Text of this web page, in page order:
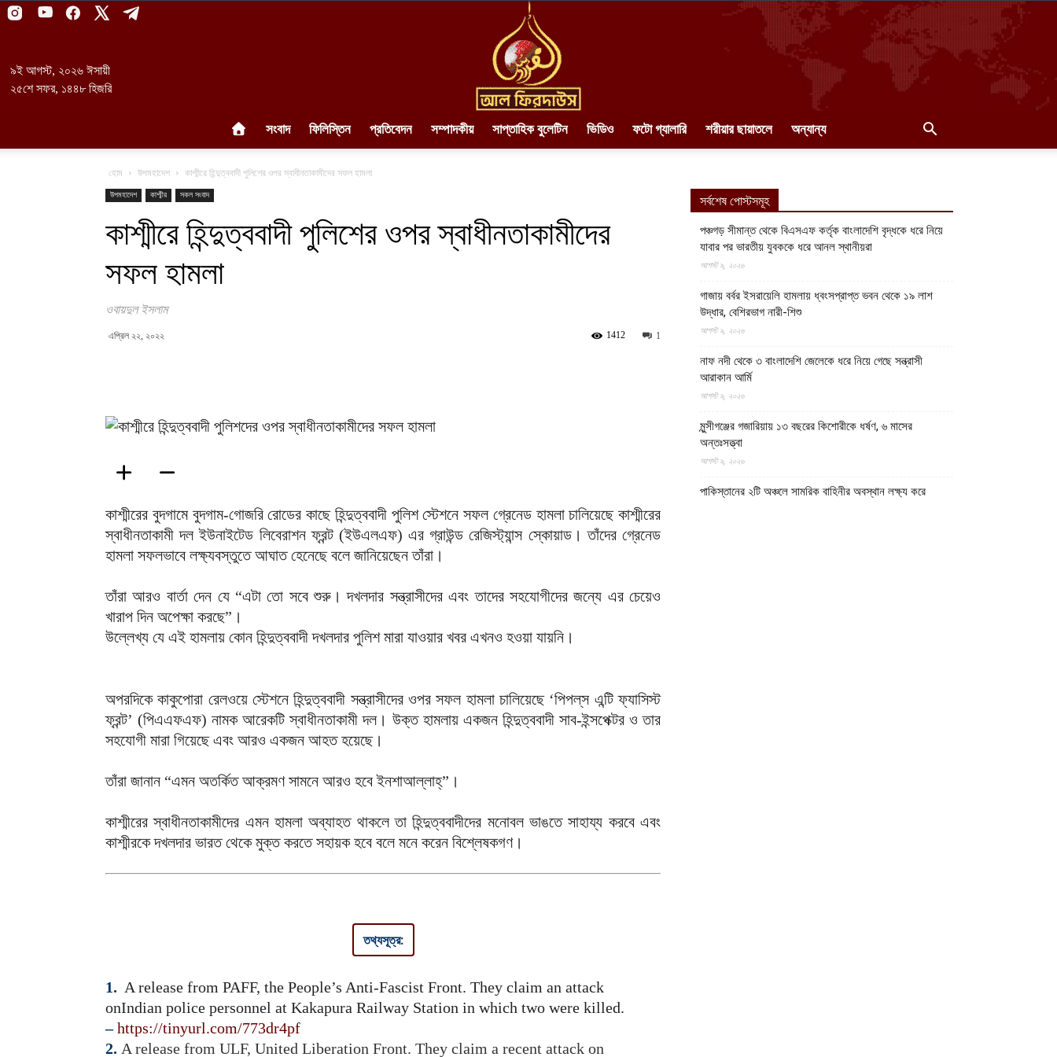
৯ই আগস্ট, ২০২৬ ঈসায়ী
২৫শে সফর, ১৪৪৮ হিজরি
সংবাদ ফিলিস্তিন প্রতিবেদন সম্পাদকীয় সাপ্তাহিক বুলেটিন ভিডিও ফটো গ্যালারি শরীয়ার ছায়াতলে অন্যান্য
হোম উপমহাদেশ কাশ্মীরে হিন্দুত্ববাদী পুলিশের ওপর স্বাধীনতাকামীদের সফল হামলা
উপমহাদেশ কাশ্মীর সকল সংবাদ
কাশ্মীরে হিন্দুত্ববাদী পুলিশের ওপর স্বাধীনতাকামীদের
সফল হামলা
ওবায়দুল ইসলাম
এপ্রিল ২২, ২০২২ 1
1412
কাশ্মীরের বুদগামে বুদগাম-গোজরি রোডের কাছে হিন্দুত্ববাদী পুলিশ স্টেশনে সফল গ্রেনেড হামলা চালিয়েছে কাশ্মীরের
স্বাধীনতাকামী দল ইউনাইটেড লিবেরাশন ফ্রন্ট (ইউএলএফ) এর গ্রাউন্ড রেজিস্ট্যান্স স্কোয়াড। তাঁদের গ্রেনেড
হামলা সফলভাবে লক্ষ্যবস্তুতে আঘাত হেনেছে বলে জানিয়েছেন তাঁরা।
তাঁরা আরও বার্তা দেন যে “এটা তো সবে শুরু। দখলদার সন্ত্রাসীদের এবং তাদের সহযোগীদের জন্যে এর চেয়েও
খারাপ দিন অপেক্ষা করছে”।
উল্লেখ্য যে এই হামলায় কোন হিন্দুত্ববাদী দখলদার পুলিশ মারা যাওয়ার খবর এখনও হওয়া যায়নি।
অপরদিকে কাকুপোরা রেলওয়ে স্টেশনে হিন্দুত্ববাদী সন্ত্রাসীদের ওপর সফল হামলা চালিয়েছে ‘পিপল্‌স এন্টি ফ্যাসিস্ট
ফ্রন্ট’ (পিএএফএফ) নামক আরেকটি স্বাধীনতাকামী দল। উক্ত হামলায় একজন হিন্দুত্ববাদী সাব-ইন্সপেক্টর ও তার
সহযোগী মারা গিয়েছে এবং আরও একজন আহত হয়েছে।
তাঁরা জানান “এমন অতর্কিত আক্রমণ সামনে আরও হবে ইনশাআল্লাহ্‌”।
কাশ্মীরের স্বাধীনতাকামীদের এমন হামলা অব্যাহত থাকলে তা হিন্দুত্ববাদীদের মনোবল ভাঙতে সাহায্য করবে এবং
কাশ্মীরকে দখলদার ভারত থেকে মুক্ত করতে সহায়ক হবে বলে মনে করেন বিশ্লেষকগণ।
তথ্যসূত্র:
1. A release from PAFF, the People’s Anti-Fascist Front. They claim an attack
onIndian police personnel at Kakapura Railway Station in which two were killed.
– https://tinyurl.com/773dr4pf
2. A release from ULF, United Liberation Front. They claim a recent attack on
সর্বশেষ পোস্টসমূহ
পঞ্চগড় সীমান্ত থেকে বিএসএফ কর্তৃক বাংলাদেশি বৃদ্ধকে ধরে নিয়ে
যাবার পর ভারতীয় যুবককে ধরে আনল স্থানীয়রা
আগস্ট ৯, ২০২৬
গাজায় বর্বর ইসরায়েলি হামলায় ধ্বংসপ্রাপ্ত ভবন থেকে ১৯ লাশ
উদ্ধার, বেশিরভাগ নারী-শিশু
আগস্ট ৯, ২০২৬
নাফ নদী থেকে ৩ বাংলাদেশি জেলেকে ধরে নিয়ে গেছে সন্ত্রাসী
আরাকান আর্মি
আগস্ট ৯, ২০২৬
মুন্সীগঞ্জের গজারিয়ায় ১৩ বছরের কিশোরীকে ধর্ষণ, ৬ মাসের
অন্তঃসত্ত্বা
আগস্ট ৯, ২০২৬
পাকিস্তানের ২টি অঞ্চলে সামরিক বাহিনীর অবস্থান লক্ষ্য করে